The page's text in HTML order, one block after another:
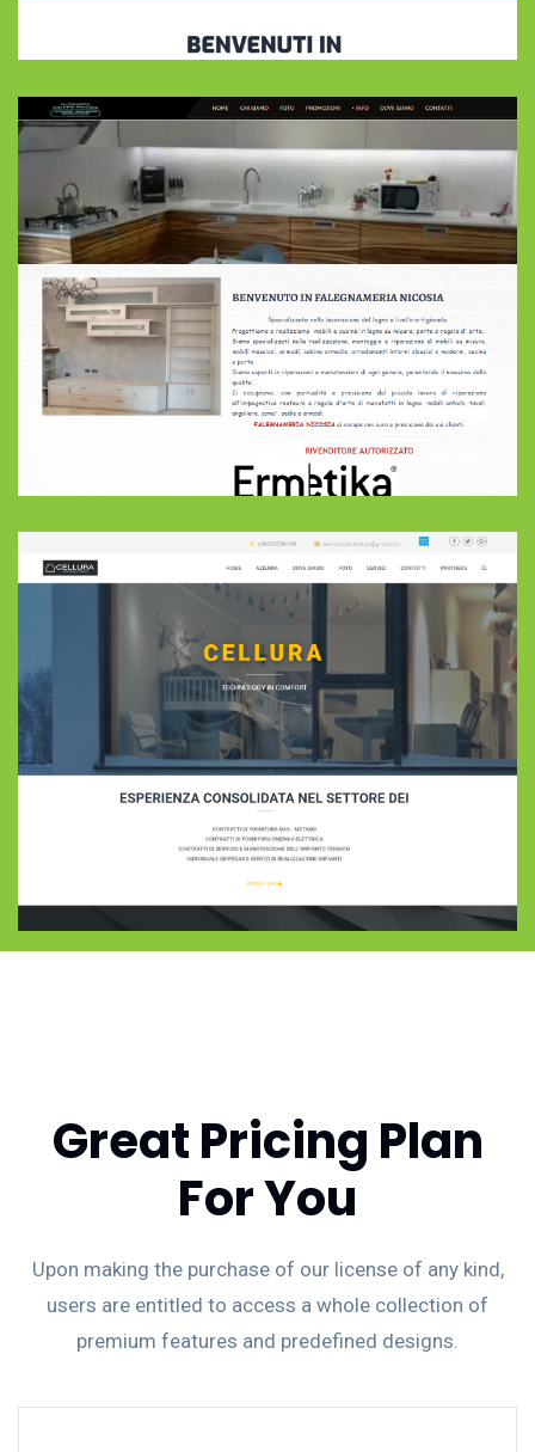
Great Pricing Plan
For You
Upon making the purchase of our license of any kind,
users are entitled to access a whole collection of
premium features and predefined designs.